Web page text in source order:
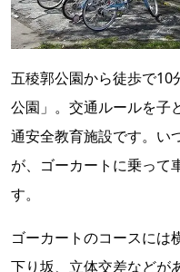
五稜郭公園から徒歩で10
公園」。交通ルールを子
通安全教育施設です。い
が、ゴーカートに乗って
す。
ゴーカートのコースには
下り坂、立体交差などが